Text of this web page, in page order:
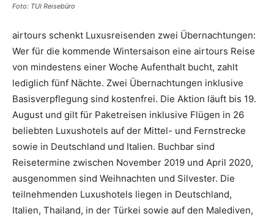
Foto: TUI Reisebüro
airtours schenkt Luxusreisenden zwei Übernachtungen:
Wer für die kommende Wintersaison eine airtours Reise
von mindestens einer Woche Aufenthalt bucht, zahlt
lediglich fünf Nächte. Zwei Übernachtungen inklusive
Basisverpflegung sind kostenfrei. Die Aktion läuft bis 19.
August und gilt für Paketreisen inklusive Flügen in 26
beliebten Luxushotels auf der Mittel- und Fernstrecke
sowie in Deutschland und Italien. Buchbar sind
Reisetermine zwischen November 2019 und April 2020,
ausgenommen sind Weihnachten und Silvester. Die
teilnehmenden Luxushotels liegen in Deutschland,
Italien, Thailand, in der Türkei sowie auf den Malediven,